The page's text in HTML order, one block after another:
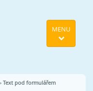
MENU
Text pod formulářem